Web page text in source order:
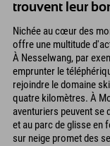
trouvent leur
Nichée au cœur des
offre une multitude
À Nesselwang, par
emprunter le
rejoindre le domaine
quatre kilomètres. À
aventuriers peuvent se
et au parc de glisse en
sur neige promet des